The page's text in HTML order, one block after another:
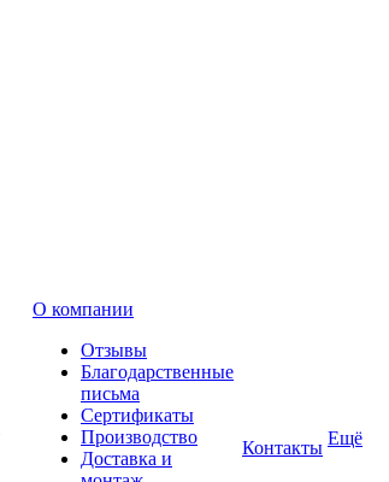
О компании
Отзывы
Благодарственные
письма
Сертификаты
Производство
Доставка и
Контакты Ещё